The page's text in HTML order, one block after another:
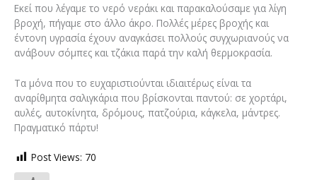
Εκεί που λέγαμε το νερό νεράκι και παρακαλούσαμε για λίγη
βροχή, πήγαμε στο άλλο άκρο. Πολλές μέρες βροχής και
έντονη υγρασία έχουν αναγκάσει πολλούς συγχωριανούς να
ανάβουν σόμπες και τζάκια παρά την καλή θερμοκρασία.
Τα μόνα που το ευχαριστιούνται ιδιαιτέρως είναι τα
αναρίθμητα σαλιγκάρια που βρίσκονται παντού: σε χορτάρι,
αυλές, αυτοκίνητα, δρόμους, πατζούρια, κάγκελα, μάντρες.
Πραγματικό πάρτυ!
Post Views: 70